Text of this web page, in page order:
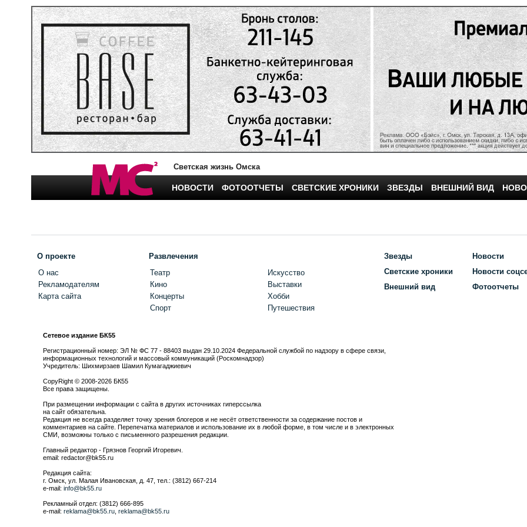
Светская жизнь Омска
НОВОСТИ ФОТООТЧЕТЫ СВЕТСКИЕ ХРОНИКИ ЗВЕЗДЫ ВНЕШНИЙ ВИД
О проекте
О нас
Рекламодателям
Карта сайта
Развлечения
Театр
Кино
Концерты
Спорт
Искусство
Выставки
Хобби
Путешествия
Звезды
Светские хроники
Внешний вид
Новости
Новости
Фотоотчеты
Сетевое издание БК55
Регистрационный номер: ЭЛ № ФС 77 - 88403 выдан 29.10.2024 Федеральной службой по надзору в сфере связи,
информационных технологий и массовый коммуникаций (Роскомнадзор)
Учредитель: Шихмирзаев Шамил Кумагаджиевич
CopyRight © 2008-2026 БК55
Все права защищены.
При размещении информации с сайта в других источниках гиперссылка
на сайт обязательна.
Редакция не всегда разделяет точку зрения блогеров и не несёт ответственности за содержание постов и
комментариев на сайте. Перепечатка материалов и использование их в любой форме, в том числе и в электронных
СМИ, возможны только с письменного разрешения редакции.
Главный редактор - Грязнов Георгий Игоревич.
email: redactor@bk55.ru
Редакция сайта:
г. Омск, ул. Малая Ивановская, д. 47, тел.: (3812) 667-214
e-mail: info@bk55.ru
Рекламный отдел: (3812) 666-895
e-mail: reklama@bk55.ru reklama@bk55.ru